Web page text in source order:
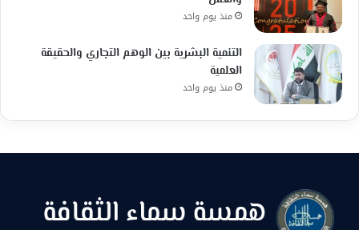
منذ يوم واحد
التنمية البشرية بين الوهم التجاري والحقيقة
العلمية
منذ يوم واحد